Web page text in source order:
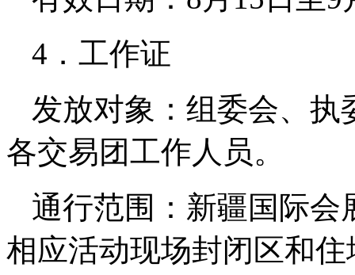
4．工作证
发放对象：组委会、执
各交易团工作人员。
通行范围：新疆国际会
相应活动现场封闭区和住